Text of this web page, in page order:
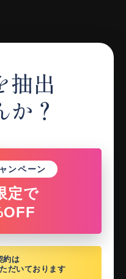
抽出
か？
ンペーン
定で
約は
だいております